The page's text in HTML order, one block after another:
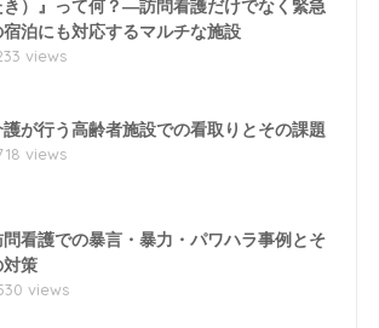
き）』って何？―訪問看護だけでなく緊急
宿泊にも対応するマルチな施設
views
護が行う高齢者施設での看取りとその課題
views
問看護での暴言・暴力・パワハラ事例とそ
対策
views